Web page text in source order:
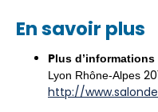
En savoir plus
Plus d’informations
Lyon Rhône-Alpes
http://